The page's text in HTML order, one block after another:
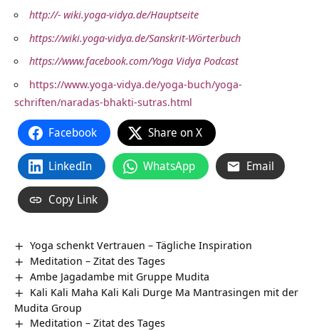
http://- wiki.yoga-vidya.de/Hauptseite
https://wiki.yoga-vidya.de/Sanskrit-Wörterbuch
https://www.facebook.com/Yoga Vidya Podcast
https://www.yoga-vidya.de/yoga-buch/yoga-
schriften/naradas-bhakti-sutras.html
Facebook Share on X
LinkedIn WhatsApp Email
Copy Link
Yoga schenkt Vertrauen – Tägliche Inspiration
Meditation – Zitat des Tages
Ambe Jagadambe mit Gruppe Mudita
Kali Kali Maha Kali Kali Durge Ma Mantrasingen mit der
Mudita Group
Meditation – Zitat des Tages